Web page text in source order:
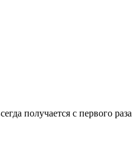
получается с первого раза